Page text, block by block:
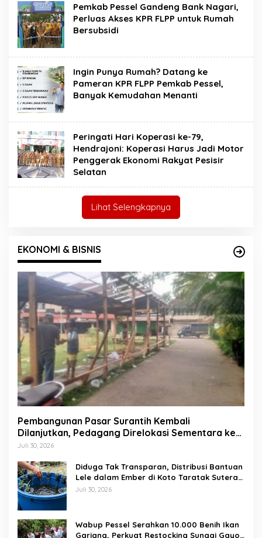
Pemkab Pessel Gandeng Bank Nagari,
Perluas Akses KPR FLPP untuk Rumah
Bersubsidi
Ingin Punya Rumah? Datang ke
Pameran KPR FLPP Pemkab Pessel,
Banyak Kemudahan Menanti
Peringati Hari Koperasi ke-79,
Hendrajoni: Koperasi Harus Jadi Motor
Penggerak Ekonomi Rakyat Pesisir
Selatan
Lihat Selengkapnya
EKONOMI & BISNIS
Pembangunan Pasar Surantih Kembali
Dilanjutkan, Pedagang Direlokasi Sementara ke
Lapangan Gadih Basanai
Juli 30, 2026
Diduga Tak Transparan, Distribusi Bantuan
Lele dalam Ember di Koto Taratak Sutera
Tuai Sorotan Warga
Juli 30, 2026
Wabup Pessel Serahkan 10.000 Benih Ikan
Gariang, Perkuat Restocking Sungai Gayo